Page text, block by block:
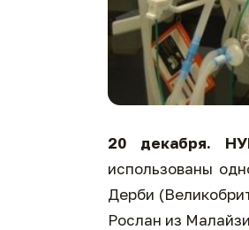
20 декабря.
использованы
Дерби
Рослан из